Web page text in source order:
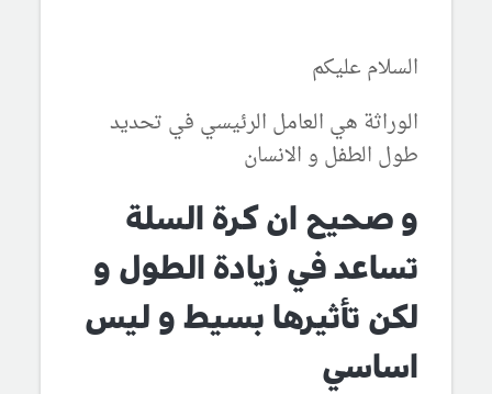
السلام عليكم
الوراثة هي العامل الرئيسي في تحديد
طول الطفل و الانسان
و صحيح ان كرة السلة
تساعد في زيادة الطول و
لكن تأثيرها بسيط و ليس
اساسي